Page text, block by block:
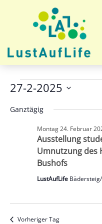
für
Donnerstag
Februar
2025
27-2-2025
wählen.
Ganztägig
Ausstellung
Umnutzung des
Bushofs
Montag 24. Februar
LustAufLife
Vorheriger Tag